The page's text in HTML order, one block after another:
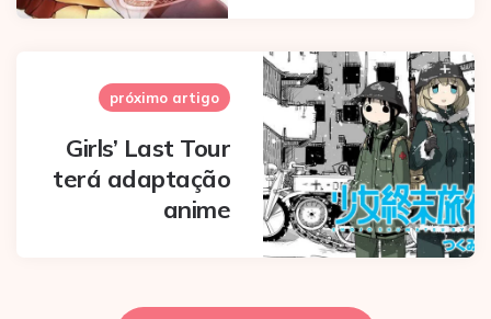
próximo artigo
Girls’ Last Tour
terá adaptação
anime